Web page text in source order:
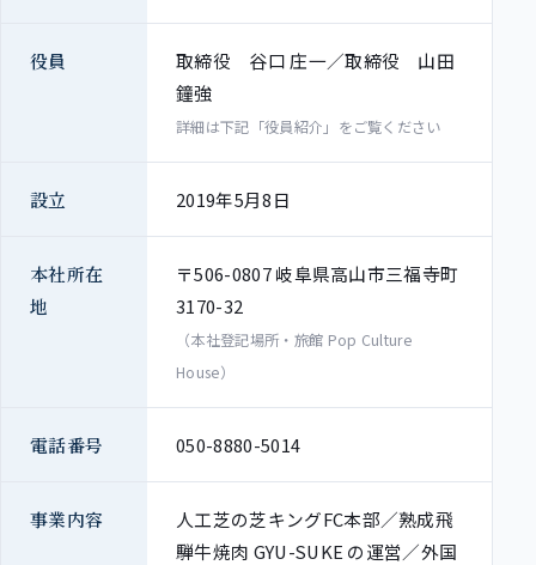
役員
取締役 谷口 庄一／取締役 山田
鐘強
詳細は下記「役員紹介」をご覧ください
設立 2019年5月8日
本社所在
地
〒506-0807 岐阜県高山市三福寺町
3170-32
（本社登記場所・旅館 Pop Culture
House）
電話番号 050-8880-5014
事業内容
人工芝の芝キングFC本部／熟成飛
騨牛焼肉 GYU-SUKE の運営／外国